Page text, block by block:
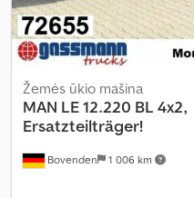
Bovenden 1 006 km
Žemės ūkio mašina
MAN LE 12.220 BL 4x2,
Ersatzteilträger!